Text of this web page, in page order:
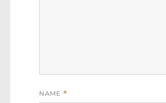
NAME *